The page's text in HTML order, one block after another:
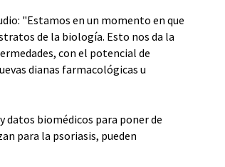
"Estamos en un momento en que
de la biología. Esto nos da la
con el potencial de
dianas farmacológicas u
datos biomédicos para poner de
para la psoriasis, pueden